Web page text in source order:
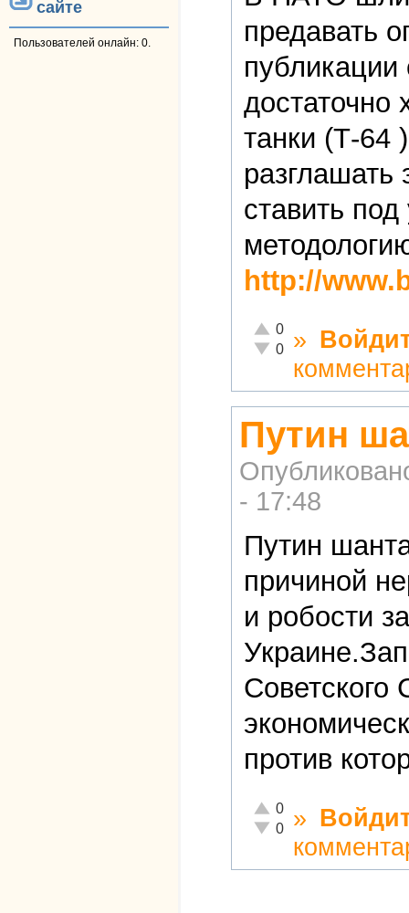
сайте
Пользователей онлайн: 0.
предавать
достаточно
танки (Т-64
ставить
http://
Отлично!
0
Неадекватно!
0 »
Путин
- 17:48
Путин
причиной
и робости
Советского
против
Отлично!
0
Неадекватно!
0 »